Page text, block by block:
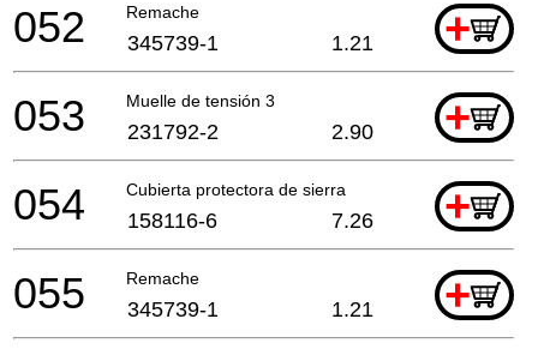
Remache +
052 345739-1 1.21
Muelle de tensión 3 +
053 231792-2 2.90
Cubierta protectora de sierra +
054 158116-6 7.26
Remache +
055 345739-1 1.21